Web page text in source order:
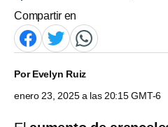
Compartir en
PorEvelyn Ruiz
enero 23, 2025 a las 20:15 GMT-6